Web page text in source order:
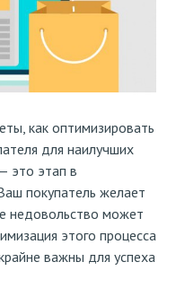
как оптимизировать
для наилучших
это этап в
покупатель желает
недовольство может
этого процесса
важны для успеха